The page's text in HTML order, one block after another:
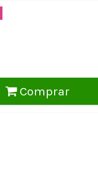
Comprar